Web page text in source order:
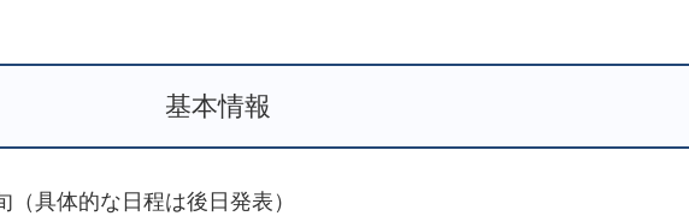
基本情報
（具体的な日程は後日発表）